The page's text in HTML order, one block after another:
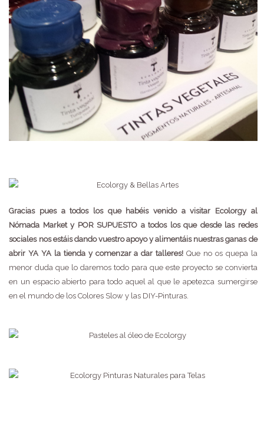
Gracias pues a todos los que habéis venido a visitar Ecolorgy al
Nómada Market y POR SUPUESTO a todos los que desde las redes
sociales nos estáis dando vuestro apoyo y alimentáis nuestras ganas de
abrir YA YA la tienda y comenzar a dar talleres! Que no os quepa la
menor duda que lo daremos todo para que este proyecto se convierta
en un espacio abierto para todo aquel al que le apetezca sumergirse
en el mundo de los Colores Slow y las DIY-Pinturas.